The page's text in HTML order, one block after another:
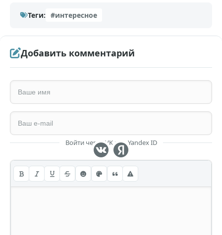
Теги: #интересное
Добавить комментарий
Войти через VK или Yandex ID